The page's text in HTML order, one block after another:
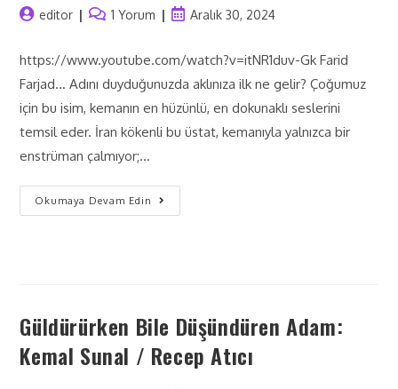
editor 1 Yorum Aralık 30, 2024
https://www.youtube.com/watch?v=itNR1duv-Gk Farid
Farjad... Adını duyduğunuzda aklınıza ilk ne gelir? Çoğumuz
için bu isim, kemanın en hüzünlü, en dokunaklı seslerini
temsil eder. İran kökenli bu üstat, kemanıyla yalnızca bir
enstrüman çalmıyor;…
Okumaya Devam Edin
Güldürürken Bile Düşündüren Adam:
Kemal Sunal / Recep Atıcı